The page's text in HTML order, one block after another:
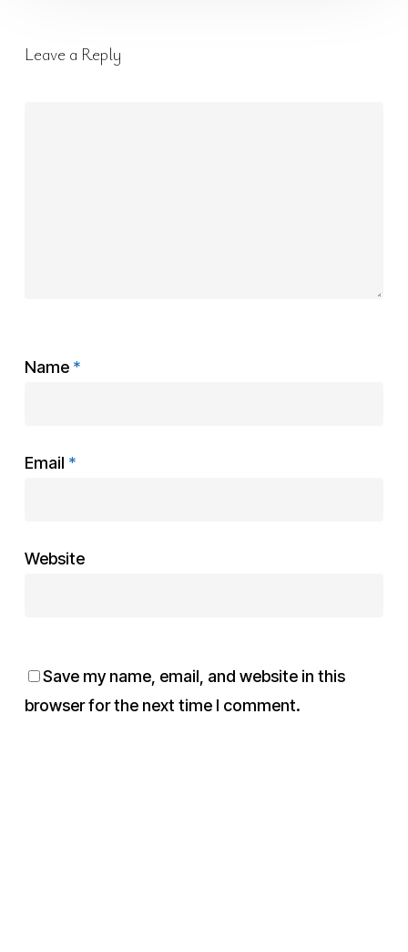
Leave a Reply
Name *
Email *
Website
Save my name, email, and website in this
browser for the next time I comment.